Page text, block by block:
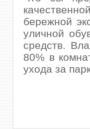
бережной
уличной
средств.
80% в
ухода за